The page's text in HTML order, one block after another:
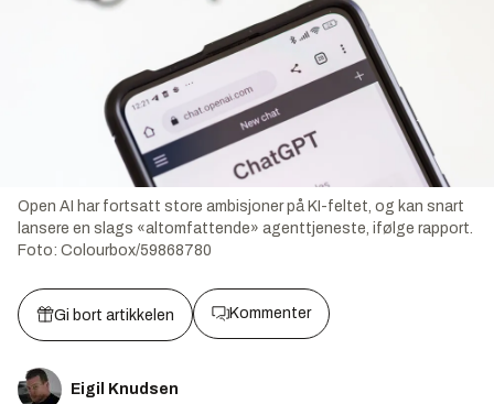
Open AI har fortsatt store ambisjoner på KI-feltet, og kan snart
lansere en slags «altomfattende» agenttjeneste, ifølge rapport.
Foto: Colourbox/59868780
Gi bort artikkelen Kommenter
Eigil Knudsen